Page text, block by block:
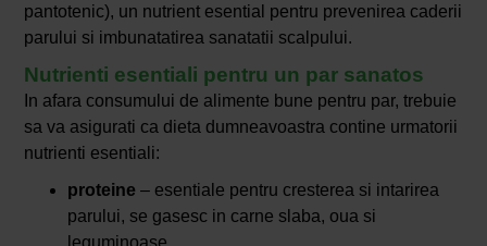
pantotenic), un nutrient esential pentru prevenirea caderii
parului si imbunatatirea sanatatii scalpului.
Nutrienti esentiali pentru un par sanatos
In afara consumului de alimente bune pentru par, trebuie
sa va asigurati ca dieta dumneavoastra contine urmatorii
nutrienti esentiali:
proteine – esentiale pentru cresterea si intarirea
parului, se gasesc in carne slaba, oua si
leguminoase.